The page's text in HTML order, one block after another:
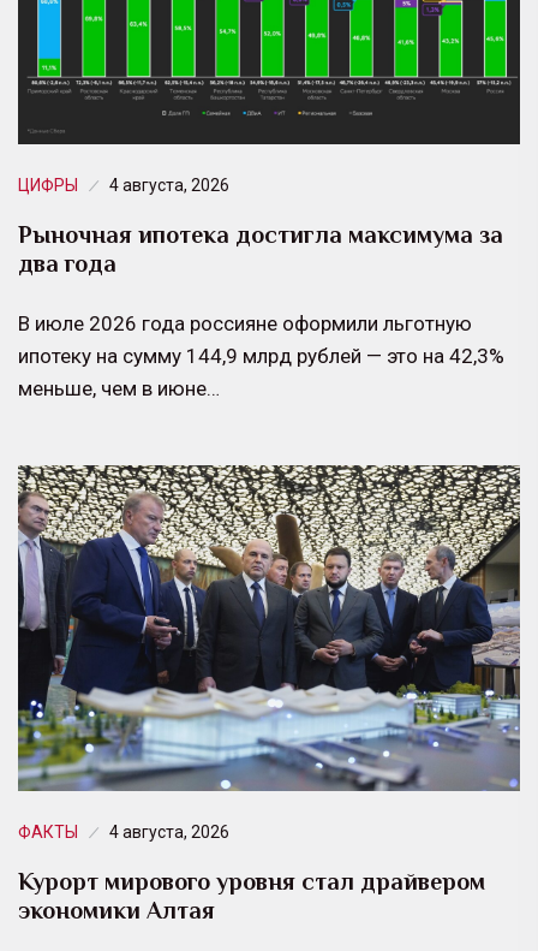
ЦИФРЫ 4 августа, 2026
Рыночная ипотека достигла максимума за
два года
В июле 2026 года россияне оформили льготную
ипотеку на сумму 144,9 млрд рублей — это на 42,3%
меньше, чем в июне…
ФАКТЫ 4 августа, 2026
Курорт мирового уровня стал драйвером
экономики Алтая